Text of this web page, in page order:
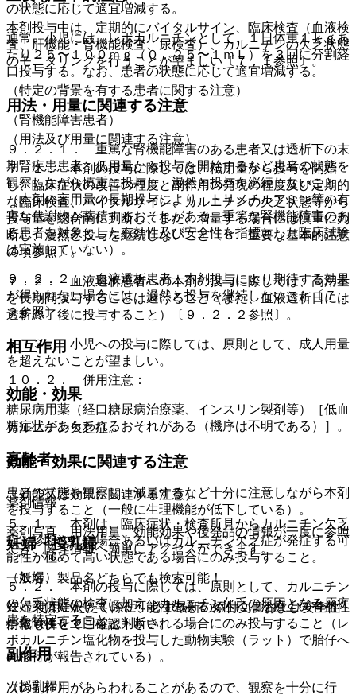
本剤投与中は、定期的にバイタルサイン、臨床検査（血液検
査、肝機能・腎機能検査、尿検査）、カルニチンの欠乏状態
のモニタリングを行うことが望ましい〔７．１参照〕。
（特定の背景を有する患者に関する注意）
（腎機能障害患者）
９．２．１． 重篤な腎機能障害のある患者又は透析下の末
期腎疾患患者：低用量から投与を開始するなど患者の状態を
観察しながら慎重に投与し、漫然と投与を継続しないこと
（本剤の高用量の長期投与により、トリメチルアミン等の有
害な代謝物が蓄積するおそれがある。重篤な腎機能障害のあ
る患者を対象とした有効性及び安全性を指標とした臨床試験
は実施していない）。
９．２．２． 血液透析患者：本剤投与により期待する効果
が得られない場合には、漫然と投与を継続しないこと〔７．
２参照〕。
相互作用
１０．２． 併用注意：
糖尿病用薬（経口糖尿病治療薬、インスリン製剤等）［低血
糖症状があらわれるおそれがある（機序は不明である）］。
高齢者
患者の状態を観察し、減量するなど十分に注意しながら本剤
を投与すること（一般に生理機能が低下している）。
妊婦・授乳婦
（妊婦）
妊婦又は妊娠している可能性のある女性には治療上の有益性
が危険性を上回ると判断される場合にのみ投与すること（レ
ボカルニチン塩化物を投与した動物実験（ラット）で胎仔へ
の移行が報告されている）。
（授乳婦）
の状態に応じて適宜増減する。
通常、小児には、レボカルニチンとして、１日体重１ｋｇあ
たり２５〜１００ｍｇ（０．２５〜１ｍＬ）を３回に分割経
口投与する。なお、患者の状態に応じて適宜増減する。
用法・用量に関連する注意
（用法及び用量に関連する注意）
７．１． 本剤の投与に際しては、低用量から投与を開始
し、臨床症状の改善の程度と副作用の発現の程度及び定期的
な臨床検査、バイタルサイン、カルニチンの欠乏状態等から
投与量を総合的に判断し、また、増量する場合には慎重に判
断し、漫然と投与を継続しないこと〔８．重要な基本的注意
の項参照〕。
７．２． 血液透析患者への本剤の投与に際しては、高用量
を長期間投与することは避けること（また、血液透析日には
透析終了後に投与すること）〔９．２．２参照〕。
７．３． 小児への投与に際しては、原則として、成人用量
を超えないことが望ましい。
効能・効果
カルニチン欠乏症。
効能・効果に関連する注意
（効能又は効果に関連する注意）
５．１． 本剤は、臨床症状・検査所見からカルニチン欠乏
症と診断された場合あるいはカルニチン欠乏症が発症する可
能性が極めて高い状態である場合にのみ投与すること。
５．２． 本剤の投与に際しては、原則として、カルニチン
の欠乏状態の検査に加え、カルニチン欠乏の原因となる原疾
患を特定すること。
副作用
次の副作用があらわれることがあるので、観察を十分に行
薬剤情報
薬剤写真、用法用量、効能効果や後発品の情報が一度に参照
でき、関連情報へ簡単にアクセスができます。
一般名、製品名どちらでも検索可能！
※ ご使用いただく際に、必ず最新の添付文書および安全性
情報も併せてご確認下さい。